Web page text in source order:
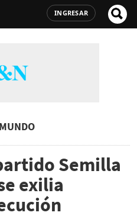
INGRESAR
Semilla
exilia